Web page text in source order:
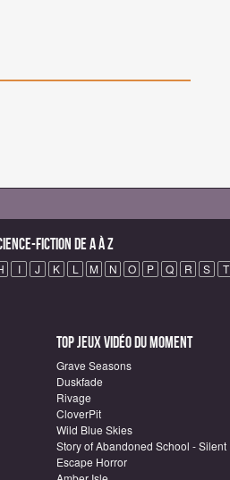
fiction de A à Z
I J K L M N O P Q R S T
Top Jeux vidéo du moment
Grave Seasons
Duskfade
Rivage
CloverPit
Wild Blue Skies
Story of Abandoned School - Silent
Escape Horror